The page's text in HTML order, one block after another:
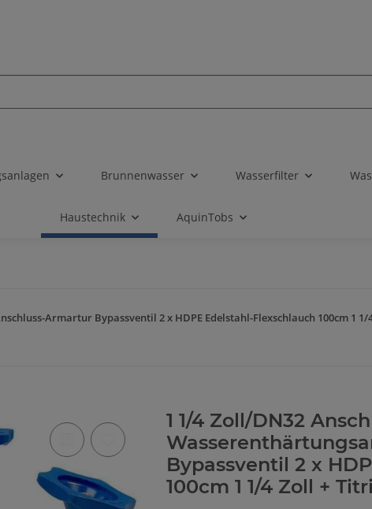
Brunnenwasser Wasserfilter
Haustechnik AquinTobs
Armartur Bypassventil 2 x HDPE Edelstahl-Flexschlauch 100cm 1
1 1/4 Zoll/DN32
Bypassventil 2 x
100cm 1 1/4 Zoll +